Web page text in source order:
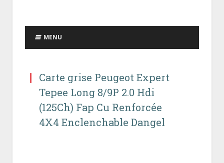
MENU
Carte grise Peugeot Expert
Tepee Long 8/9P 2.0 Hdi
(125Ch) Fap Cu Renforcée
4X4 Enclenchable Dangel